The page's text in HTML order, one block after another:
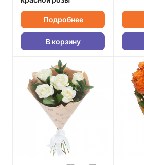
Подробнее
В корзину